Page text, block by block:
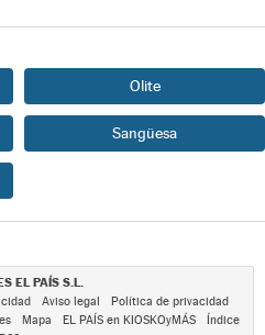
Olite
Sangüesa
EL PAÍS S.L.
Aviso legal
Política de privacidad
Mapa EL PAÍS en KIOSKOyMÁS
Índice